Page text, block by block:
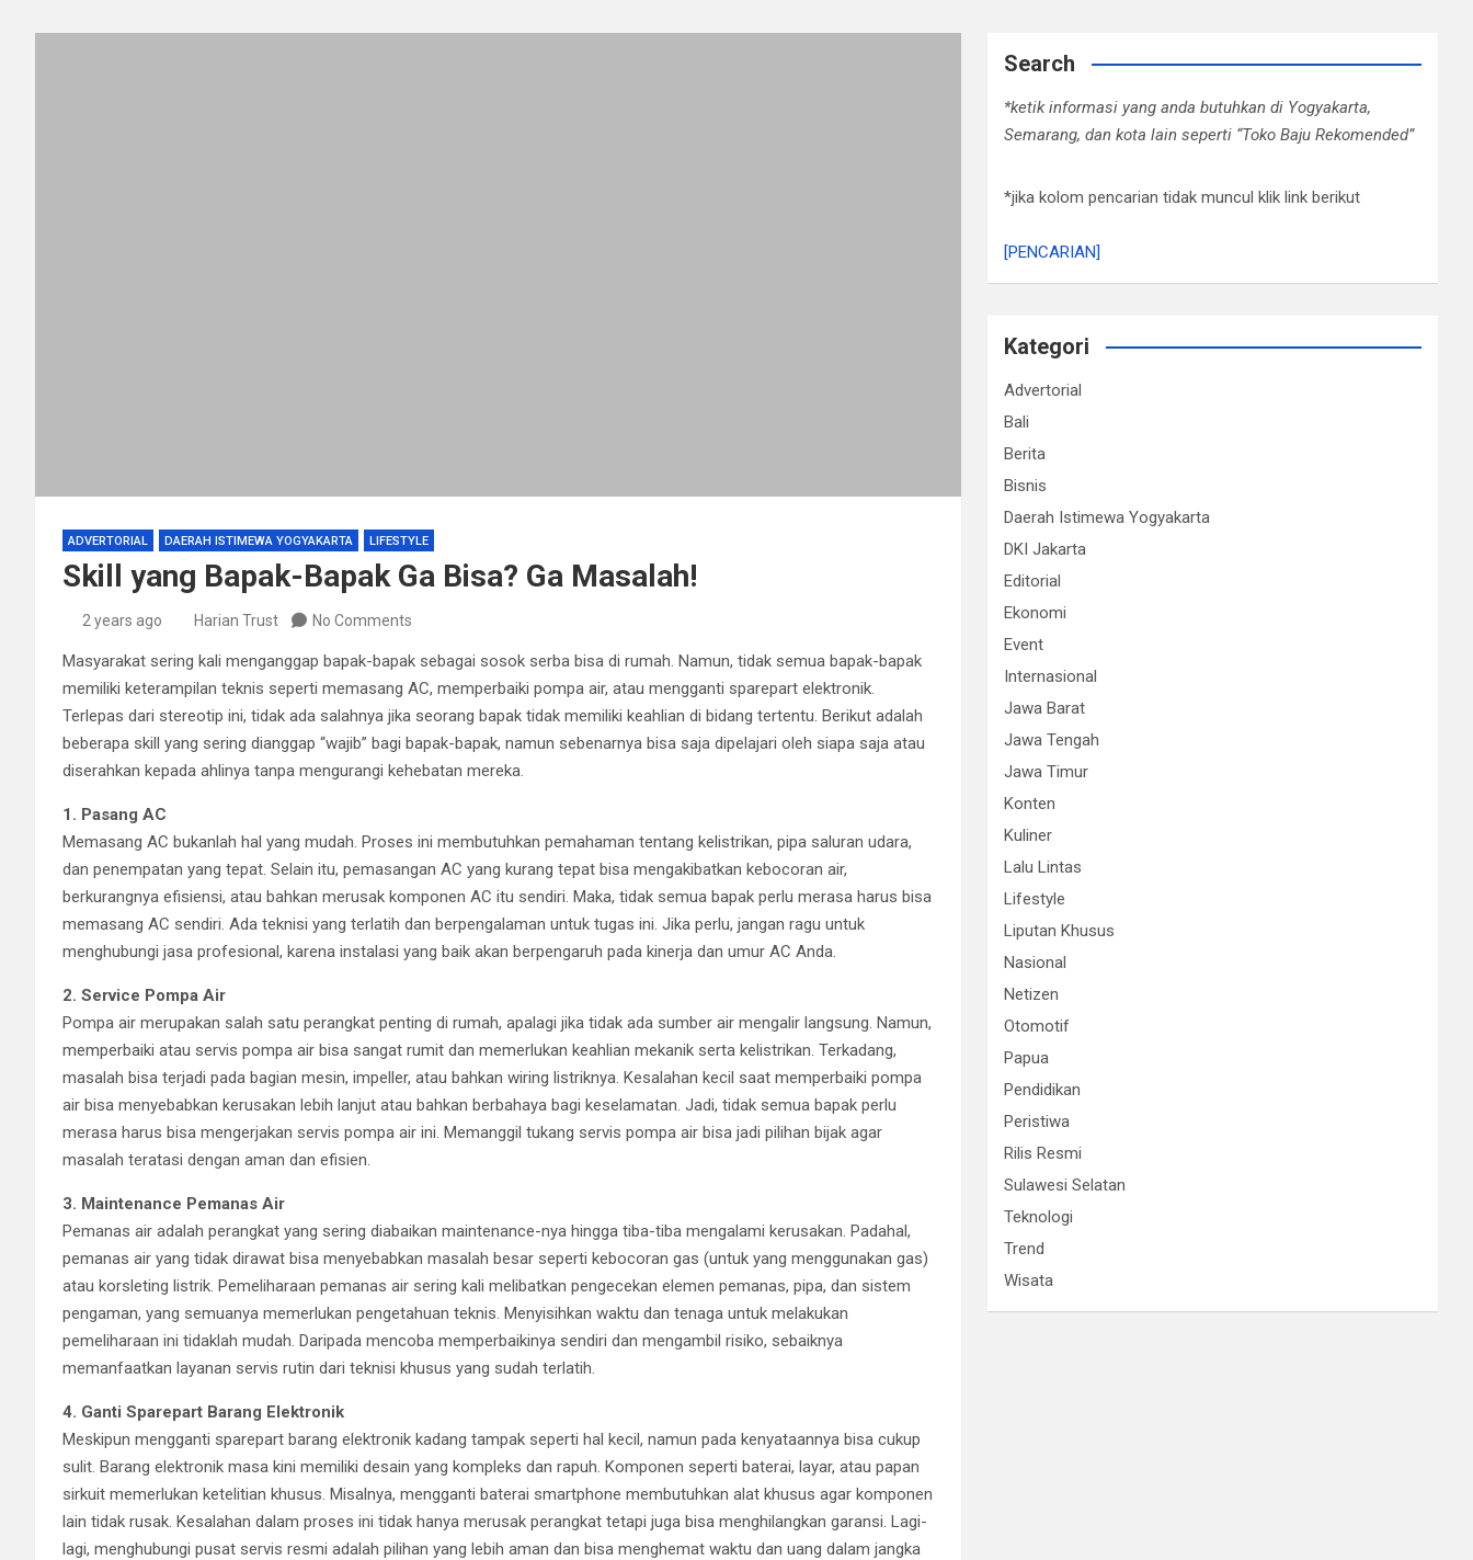
ADVERTORIAL DAERAH ISTIMEWA YOGYAKARTA LIFESTYLE
Skill yang Bapak-Bapak Ga Bisa? Ga Masalah!
2 years ago Harian Trust No Comments
Masyarakat sering kali menganggap bapak-bapak sebagai sosok serba bisa di rumah. Namun, tidak semua bapak-bapak
memiliki keterampilan teknis seperti memasang AC, memperbaiki pompa air, atau mengganti sparepart elektronik.
Terlepas dari stereotip ini, tidak ada salahnya jika seorang bapak tidak memiliki keahlian di bidang tertentu. Berikut adalah
beberapa skill yang sering dianggap “wajib” bagi bapak-bapak, namun sebenarnya bisa saja dipelajari oleh siapa saja atau
diserahkan kepada ahlinya tanpa mengurangi kehebatan mereka.
1. Pasang AC
Memasang AC bukanlah hal yang mudah. Proses ini membutuhkan pemahaman tentang kelistrikan, pipa saluran udara,
dan penempatan yang tepat. Selain itu, pemasangan AC yang kurang tepat bisa mengakibatkan kebocoran air,
berkurangnya efisiensi, atau bahkan merusak komponen AC itu sendiri. Maka, tidak semua bapak perlu merasa harus bisa
memasang AC sendiri. Ada teknisi yang terlatih dan berpengalaman untuk tugas ini. Jika perlu, jangan ragu untuk
menghubungi jasa profesional, karena instalasi yang baik akan berpengaruh pada kinerja dan umur AC Anda.
2. Service Pompa Air
Pompa air merupakan salah satu perangkat penting di rumah, apalagi jika tidak ada sumber air mengalir langsung. Namun,
memperbaiki atau servis pompa air bisa sangat rumit dan memerlukan keahlian mekanik serta kelistrikan. Terkadang,
masalah bisa terjadi pada bagian mesin, impeller, atau bahkan wiring listriknya. Kesalahan kecil saat memperbaiki pompa
air bisa menyebabkan kerusakan lebih lanjut atau bahkan berbahaya bagi keselamatan. Jadi, tidak semua bapak perlu
merasa harus bisa mengerjakan servis pompa air ini. Memanggil tukang servis pompa air bisa jadi pilihan bijak agar
masalah teratasi dengan aman dan efisien.
3. Maintenance Pemanas Air
Pemanas air adalah perangkat yang sering diabaikan maintenance-nya hingga tiba-tiba mengalami kerusakan. Padahal,
pemanas air yang tidak dirawat bisa menyebabkan masalah besar seperti kebocoran gas (untuk yang menggunakan gas)
atau korsleting listrik. Pemeliharaan pemanas air sering kali melibatkan pengecekan elemen pemanas, pipa, dan sistem
pengaman, yang semuanya memerlukan pengetahuan teknis. Menyisihkan waktu dan tenaga untuk melakukan
pemeliharaan ini tidaklah mudah. Daripada mencoba memperbaikinya sendiri dan mengambil risiko, sebaiknya
memanfaatkan layanan servis rutin dari teknisi khusus yang sudah terlatih.
4. Ganti Sparepart Barang Elektronik
Meskipun mengganti sparepart barang elektronik kadang tampak seperti hal kecil, namun pada kenyataannya bisa cukup
sulit. Barang elektronik masa kini memiliki desain yang kompleks dan rapuh. Komponen seperti baterai, layar, atau papan
sirkuit memerlukan ketelitian khusus. Misalnya, mengganti baterai smartphone membutuhkan alat khusus agar komponen
lain tidak rusak. Kesalahan dalam proses ini tidak hanya merusak perangkat tetapi juga bisa menghilangkan garansi. Lagi-
lagi, menghubungi pusat servis resmi adalah pilihan yang lebih aman dan bisa menghemat waktu dan uang dalam jangka
Search
*ketik informasi yang anda butuhkan di Yogyakarta,
Semarang, dan kota lain seperti “Toko Baju Rekomended”
*jika kolom pencarian tidak muncul klik link berikut
[PENCARIAN]
Kategori
Advertorial
Bali
Berita
Bisnis
Daerah Istimewa Yogyakarta
DKI Jakarta
Editorial
Ekonomi
Event
Internasional
Jawa Barat
Jawa Tengah
Jawa Timur
Konten
Kuliner
Lalu Lintas
Lifestyle
Liputan Khusus
Nasional
Netizen
Otomotif
Papua
Pendidikan
Peristiwa
Rilis Resmi
Sulawesi Selatan
Teknologi
Trend
Wisata